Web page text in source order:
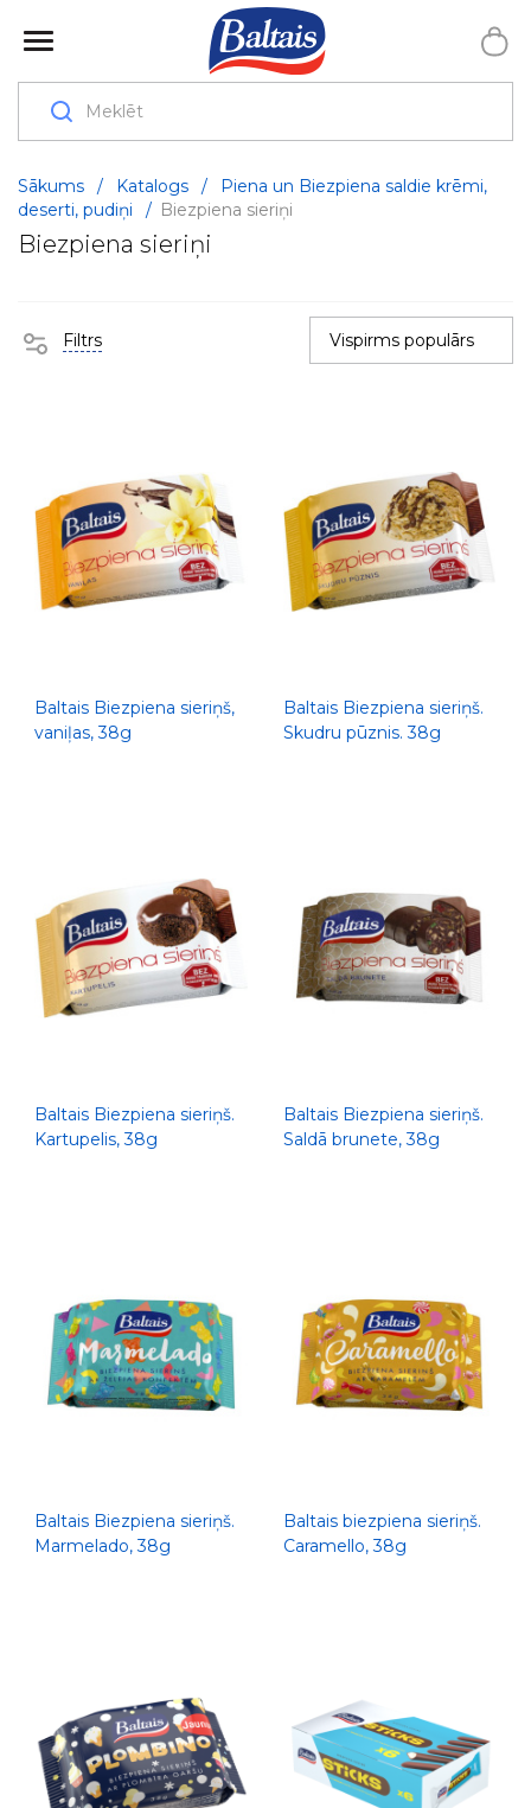
Sākums / Katalogs /
Piena un Biezpiena saldie krēmi,
deserti, pudiņi
/ Biezpiena sieriņi
Biezpiena sieriņi
Filtrs
Baltais Biezpiena sieriņš,
vaniļas, 38g
Baltais Biezpiena sieriņš.
Skudru pūznis. 38g
Baltais Biezpiena sieriņš.
Kartupelis, 38g
Baltais Biezpiena sieriņš.
Saldā brunete, 38g
Baltais Biezpiena sieriņš.
Marmelado, 38g
Baltais biezpiena sieriņš.
Caramello, 38g